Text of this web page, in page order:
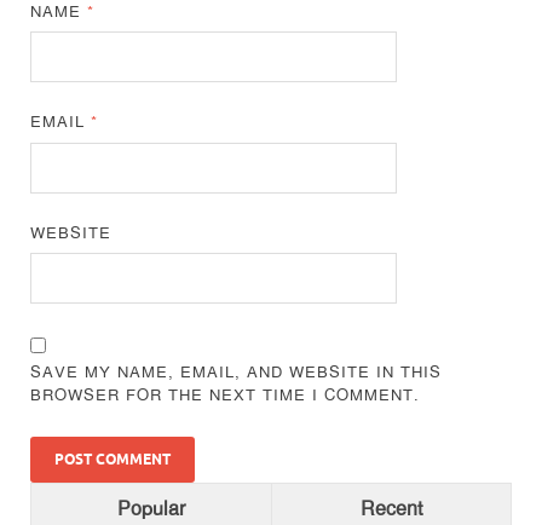
NAME*
EMAIL*
WEBSITE
SAVE MY NAME, EMAIL, AND WEBSITE IN THIS
BROWSER FOR THE NEXT TIME I COMMENT.
Popular Recent